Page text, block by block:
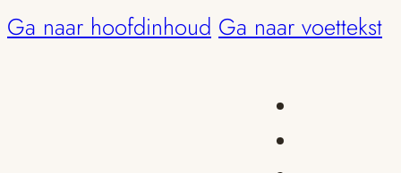
Ga naar hoofdinhoud Ga naar voettekst